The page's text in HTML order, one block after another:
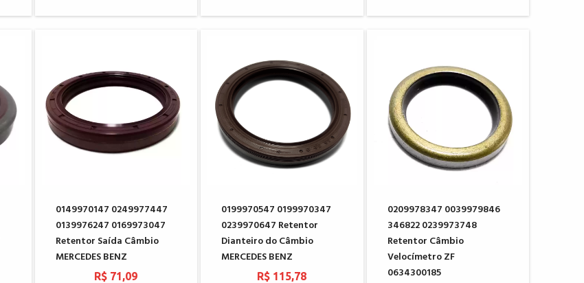
0149970147 0249977447
0139976247 0169973047
Retentor Saída Câmbio
MERCEDES BENZ
R$ 71,09
0199970547 0199970347
0239970647 Retentor
Dianteiro do Câmbio
MERCEDES BENZ
R$ 115,78
0209978347 0039979846
346822 0239973748
Retentor Câmbio
Velocímetro ZF
0634300185